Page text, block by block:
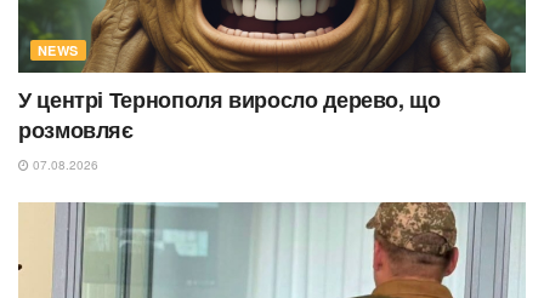
NEWS
У центрі Тернополя виросло дерево, що
розмовляє
07.08.2026